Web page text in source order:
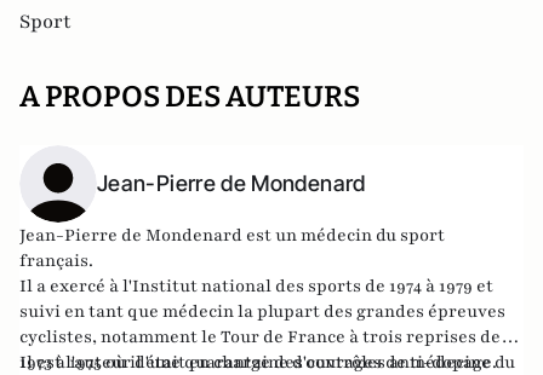
Sport
A PROPOS DES AUTEURS
Jean-Pierre de Mondenard
Jean-Pierre de Mondenard est un médecin du sport
français.
Il a exercé à l'Institut national des sports de 1974 à 1979 et
suivi en tant que médecin la plupart des grandes épreuves
cyclistes, notamment le Tour de France à trois reprises de
1973 à 1975 où il était en charge des contrôles anti-dopage.
Il est l'auteur d'une quarantaine d'ouvrages de médecine du